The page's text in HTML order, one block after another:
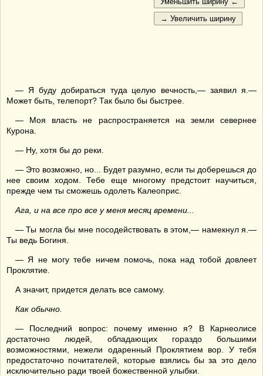
— Я буду добираться туда целую вечность,— заявил я.—
Может быть, телепорт? Так было бы быстрее.
— Моя власть не распространяется на земли севернее
Курона.
— Ну, хотя бы до реки.
— Это возможно, но... Будет разумно, если ты доберешься до
нее своим ходом. Тебе еще многому предстоит научиться,
прежде чем ты сможешь одолеть Калеоприс.
Ага, и на все про все у меня месяц времени...
— Ты могла бы мне посодействовать в этом,— намекнул я.—
Ты ведь Богиня.
— Я не могу тебе ничем помочь, пока над тобой довлеет
Проклятие.
А значит, придется делать все самому.
Как обычно.
— Последний вопрос: почему именно я? В Карнеолисе
достаточно людей, обладающих гораздо большими
возможностями, нежели одаренный Проклятием вор. У тебя
предостаточно почитателей, которые взялись бы за это дело
исключительно ради твоей божественной улыбки.